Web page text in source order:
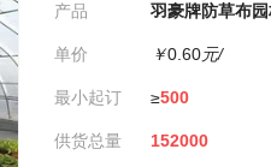
产品 羽豪牌防草布
单价 ￥0.60元/
最小起订 ≥500
供货总量 152000